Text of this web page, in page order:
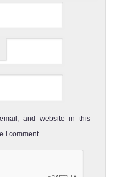
and website in this
I comment.